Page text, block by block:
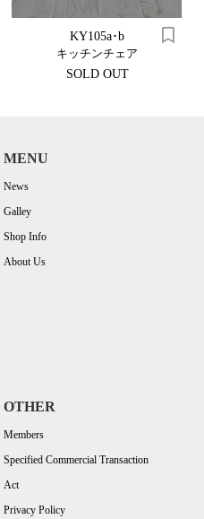
KY105a･b
キッチンチェア
SOLD OUT
MENU
News
Galley
Shop Info
About Us
OTHER
Members
Specified Commercial Transaction
Act
Privacy Policy